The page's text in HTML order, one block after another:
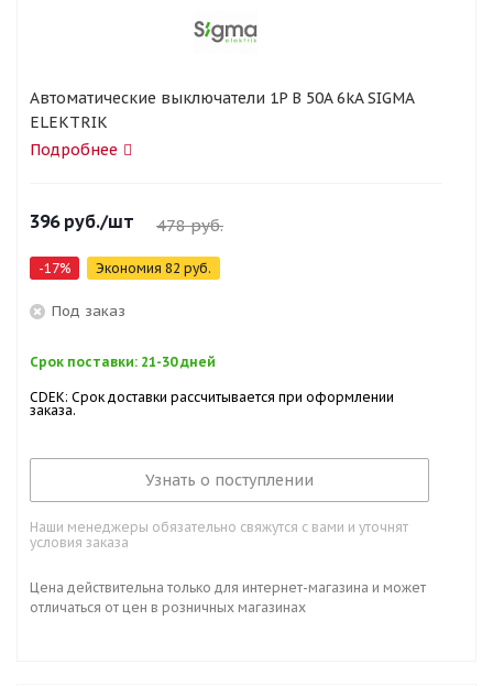
Автоматические выключатели 1P B 50A 6kA SIGMA
ELEKTRIK
Подробнее
396руб./шт 478руб.
-17% Экономия 82 руб.
Под заказ
Срок поставки: 21-30 дней
CDEK: Срок доставки рассчитывается при оформлении
заказа.
Узнать о поступлении
Наши менеджеры обязательно свяжутся с вами и уточнят
условия заказа
Цена действительна только для интернет-магазина и может
отличаться от цен в розничных магазинах